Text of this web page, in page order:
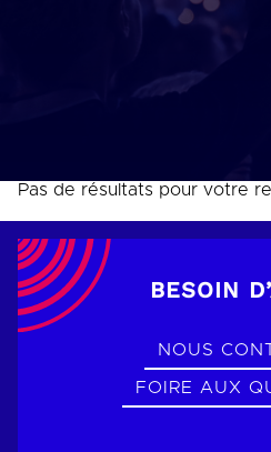
Pas de résultats pour votre
BESOIN
NOUS
FOIRE AUX